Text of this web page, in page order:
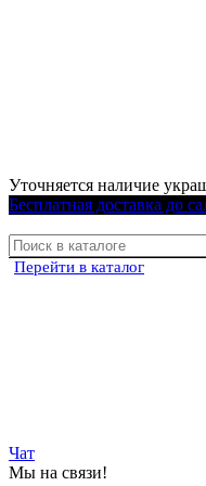
Уточняется наличие
Бесплатная доставка до
Перейти в каталог
Чат
Мы на связи!